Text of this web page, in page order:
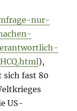
nur-
),
sich fast 80
US-